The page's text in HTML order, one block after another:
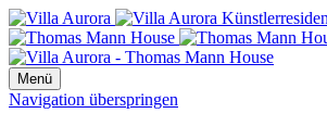
Menü
Navigation überspringen